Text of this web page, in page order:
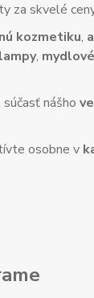
za skvelé
kozmetiku,
,
nášho
osobne v